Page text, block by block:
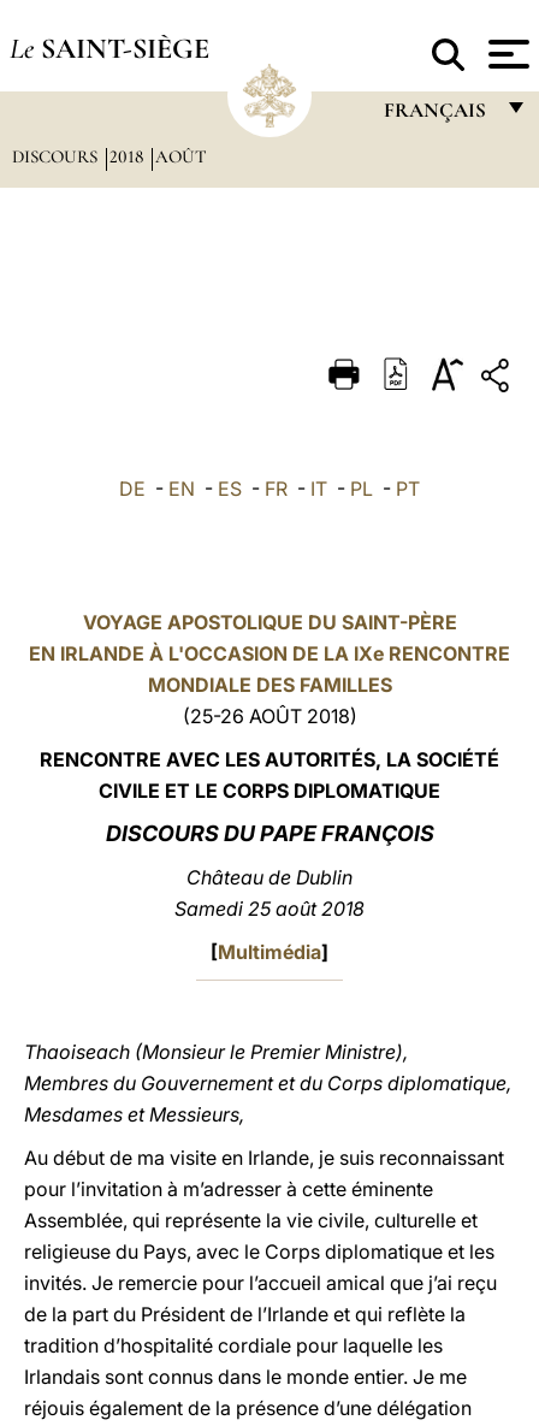
Le SAINT-SIÈGE
FRANÇAIS
DEUTSCH
العربيّة
DISCOURS 2018 AOÛT
DE - EN - ES - FR - IT - PL - PT
VOYAGE APOSTOLIQUE DU SAINT-PÈRE
EN IRLANDE À L'OCCASION DE LA IXe RENCONTRE
MONDIALE DES FAMILLES
(25-26 AOÛT 2018)
RENCONTRE AVEC LES AUTORITÉS, LA SOCIÉTÉ
CIVILE ET LE CORPS DIPLOMATIQUE
DISCOURS DU PAPE FRANÇOIS
Château de Dublin
Samedi 25 août 2018
[Multimédia]
Thaoiseach (Monsieur le Premier Ministre),
Membres du Gouvernement et du Corps diplomatique,
Mesdames et Messieurs,
Au début de ma visite en Irlande, je suis reconnaissant
pour l’invitation à m’adresser à cette éminente
Assemblée, qui représente la vie civile, culturelle et
religieuse du Pays, avec le Corps diplomatique et les
invités. Je remercie pour l’accueil amical que j’ai reçu
de la part du Président de l’Irlande et qui reflète la
tradition d’hospitalité cordiale pour laquelle les
Irlandais sont connus dans le monde entier. Je me
réjouis également de la présence d’une délégation